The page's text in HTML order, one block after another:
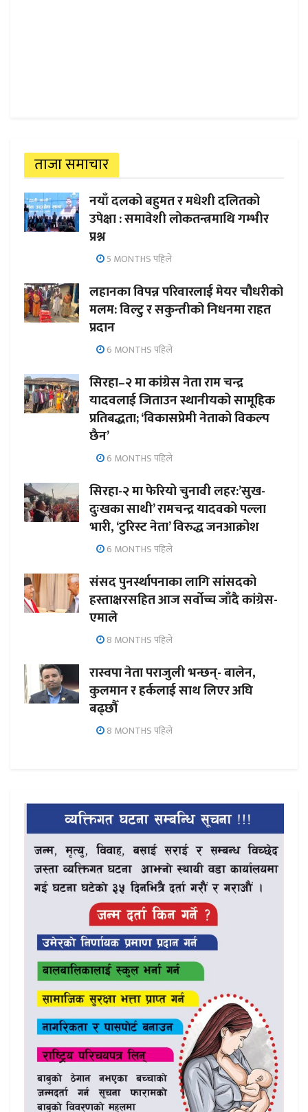
ताजा समाचार
नयाँ दलको बहुमत र मधेशी दलितको
उपेक्षा : समावेशी लोकतन्त्रमाथि गम्भीर
प्रश्न
5 MONTHS पहिले
लहानका विपन्न परिवारलाई मेयर चौधरीको
मलम: विल्टु र सकुन्तीको निधनमा राहत
प्रदान
6 MONTHS पहिले
सिरहा–२ मा कांग्रेस नेता राम चन्द्र
यादवलाई जिताउन स्थानीयको सामूहिक
प्रतिबद्धता; ‘विकासप्रेमी नेताको विकल्प
छैन’
6 MONTHS पहिले
सिरहा-२ मा फेरियो चुनावी लहर:’सुख-
दुःखका साथी’ रामचन्द्र यादवको पल्ला
भारी, ‘टुरिस्ट नेता’ विरुद्ध जनआक्रोश
6 MONTHS पहिले
संसद पुनर्स्थापनाका लागि सांसदको
हस्ताक्षरसहित आज सर्वोच्च जाँदै कांग्रेस-
एमाले
8 MONTHS पहिले
रास्वपा नेता पराजुली भन्छन्- बालेन,
कुलमान र हर्कलाई साथ लिएर अघि
बढ्छौँ
8 MONTHS पहिले